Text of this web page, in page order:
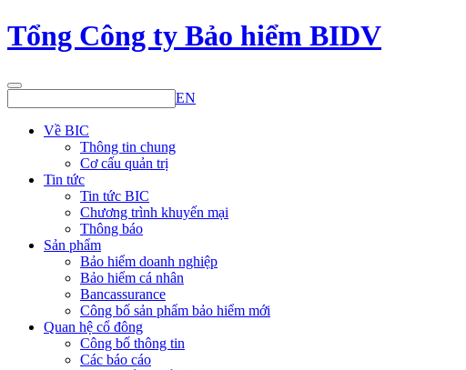
Tổng Công ty Bảo hiểm BIDV
EN
Về BIC
Thông tin chung
Cơ cấu quản trị
Tin tức
Tin tức BIC
Chương trình khuyến mại
Thông báo
Sản phẩm
Bảo hiểm doanh nghiệp
Bảo hiểm cá nhân
Bancassurance
Công bố sản phẩm bảo hiểm mới
Quan hệ cổ đông
Công bố thông tin
Các báo cáo